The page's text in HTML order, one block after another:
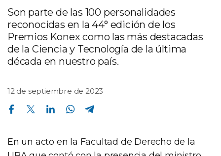
Son parte de las 100 personalidades
reconocidas en la 44° edición de los
Premios Konex como las más destacadas
de la Ciencia y Tecnología de la última
década en nuestro país.
12 de septiembre de 2023
Compartir en Facebook Compartir en Twitter Compartir en Linkedin Compartir en Whatsapp
En un acto en la Facultad de Derecho de la